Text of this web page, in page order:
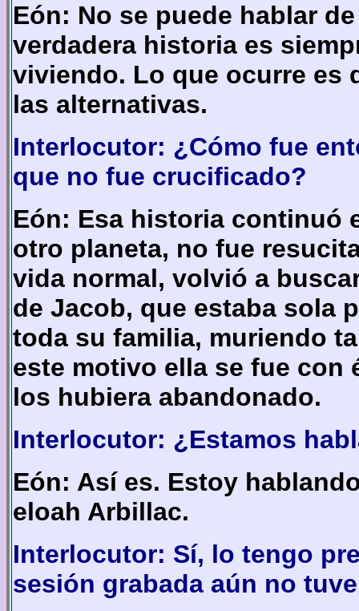
Eón: No se puede hablar
verdadera historia es
viviendo. Lo que ocurre es
las alternativas.
Interlocutor: ¿Cómo fue
que no fue crucificado?
Eón: Esa historia continuó
otro planeta, no fue
vida normal, volvió a
de Jacob, que estaba sola
toda su familia, muriendo
este motivo ella se fue con
los hubiera abandonado.
Interlocutor: ¿Estamos
Eón: Así es. Estoy
eloah Arbillac.
Interlocutor: Sí, lo tengo
sesión grabada aún no